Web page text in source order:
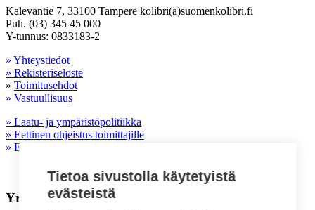
Kalevantie 7, 33100 Tampere kolibri(a)suomenkolibri.fi
Puh. (03) 345 45 000
Y-tunnus: 0833183-2
» Yhteystiedot
» Rekisteriseloste
» Toimitusehdot
» Vastuullisuus
» Laatu- ja ympäristöpolitiikka
» Eettinen ohjeistus toimittajille
» Evästeasetukset
Yrityksille
Tietoa sivustolla käytetyistä
evästeistä